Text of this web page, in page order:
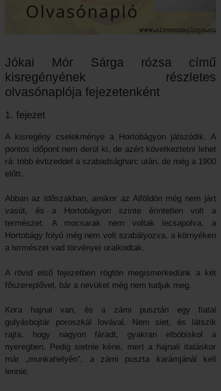
Jókai Mór Sárga rózsa című
kisregényének részletes
olvasónaplója fejezetenként
1. fejezet
A kisregény cselekménye a Hortobágyon játszódik. A
pontos időpont nem derül ki, de azért következtetni lehet
rá: több évtizeddel a szabadságharc után, de még a 1900
előtt.
Abban az időszakban, amikor az Alföldön még nem járt
vasút, és a Hortobágyon szinte érintetlen volt a
természet. A mocsarak nem voltak lecsapolva, a
Hortobágy folyó még nem volt szabályozva, a környéken
a természet vad törvényei uralkodtak.
A rövid első fejezetben rögtön megismerkedünk a két
főszereplővel, bár a nevüket még nem tudjuk meg.
Kora hajnal van, és a zámi pusztán egy fiatal
gulyásbojtár poroszkál lovával. Nem siet, és látszik
rajta, hogy nagyon fáradt, gyakran elbóbiskol a
nyeregben. Pedig sietnie kéne, mert a hajnali itatáskor
már „munkahelyén”, a zámi puszta karámjánál kell
lennie.